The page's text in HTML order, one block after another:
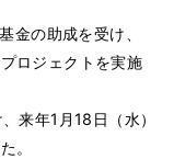
金の助成を受け、
ロジェクトを実施
来年1月18日（水）
。